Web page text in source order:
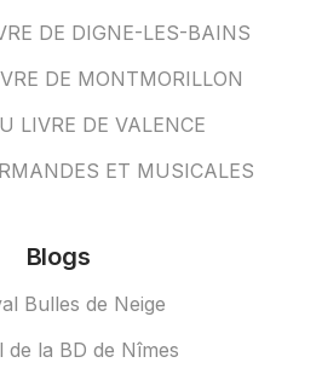
DE DIGNE-LES-BAINS
DE MONTMORILLON
LIVRE DE VALENCE
ET MUSICALES
Blogs
Bulles de Neige
de la BD de Nîmes